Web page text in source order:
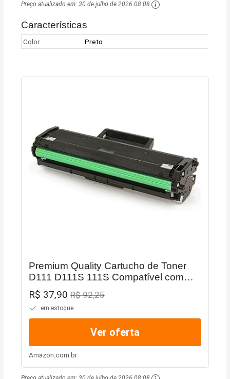
Preço atualizado em:30 de julho de 2026 08:08
Características
Color Preto
Premium Quality Cartucho de Toner
D111 D111S 111S Compatível com
impressoras M2020 M2020W M2022
M2070
R$ 37,90R$ 92,25
em estoque
Ver oferta
Amazon.com.br